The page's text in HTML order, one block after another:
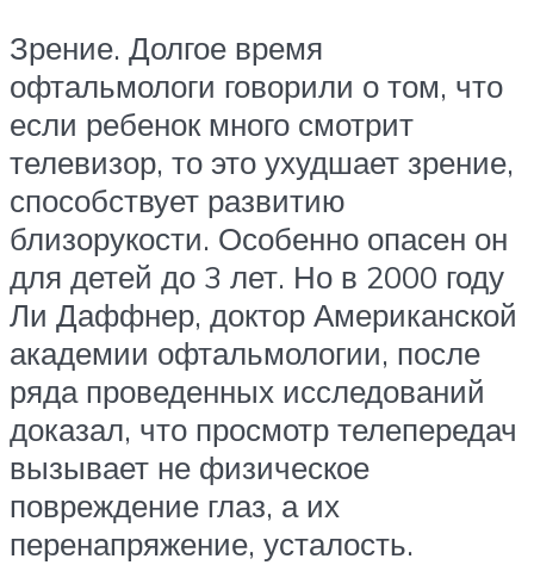
Зрение. Долгое время
офтальмологи говорили о том, что
если ребенок много смотрит
телевизор, то это ухудшает зрение,
способствует развитию
близорукости. Особенно опасен он
для детей до 3 лет. Но в 2000 году
Ли Даффнер, доктор Американской
академии офтальмологии, после
ряда проведенных исследований
доказал, что просмотр телепередач
вызывает не физическое
повреждение глаз, а их
перенапряжение, усталость.